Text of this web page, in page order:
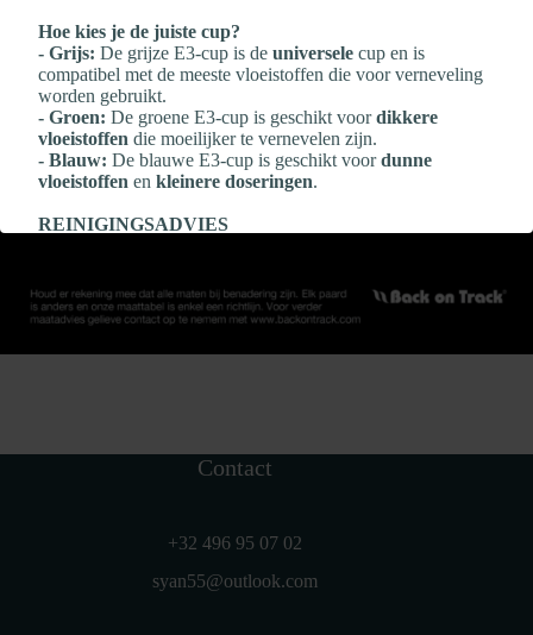
Hoe kies je de juiste cup?
- Grijs: De grijze E3‑cup is de universele cup en is
compatibel met de meeste vloeistoffen die voor verneveling
worden gebruikt.
- Groen: De groene E3‑cup is geschikt voordikkere
vloeistoffen die moeilijker te vernevelen zijn.
- Blauw: De blauwe E3‑cup is geschikt voordunne
vloeistoffen en kleinere doseringen.
REINIGINGSADVIES
- Reinig de Flexineb E3‑cupna elk gebruik
- Bescherm de elektronica altijd met de
transparante dop
- Reinig met
gedestilleerd water
afwaszeep
Contact
+32 496 95 07 02
syan55@outlook.com